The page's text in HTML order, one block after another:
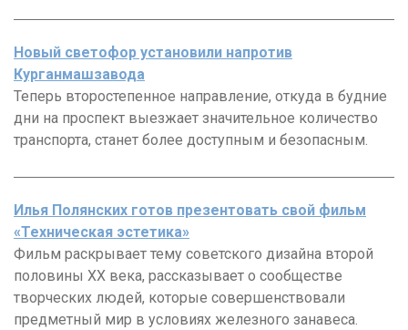
Новый светофор установили напротив
Курганмашзавода
Теперь второстепенное направление, откуда в будние
дни на проспект выезжает значительное количество
транспорта, станет более доступным и безопасным.
Илья Полянских готов презентовать свой фильм
«Техническая эстетика»
Фильм раскрывает тему советского дизайна второй
половины ХХ века, рассказывает о сообществе
творческих людей, которые совершенствовали
предметный мир в условиях железного занавеса.